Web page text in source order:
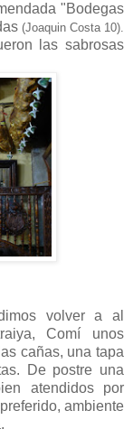
"Bodegas
(Joaquin Costa 10).
las sabrosas
volver a al
Comí unos
cañas, una tapa
De postre una
atendidos por
ambiente